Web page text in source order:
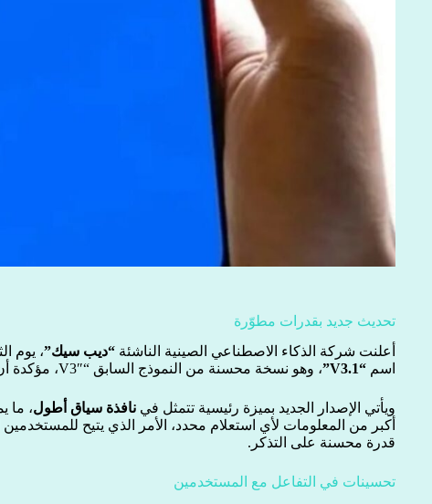
تحديث جديد بقدرات مطوّرة
أعلنت شركة الذكاء الاصطناعي الصينية الناشئة “ديب سيك”، يوم
اسم “V3.1” ، وهو نسخة محسنة من النموذج السابق “V3″، مؤكدة أن التحديث أصبح جاهزًا للاختبار.
ويأتي الإصدار الجديد بميزة رئيسية تتمثل في نافذة سياق أطول، ما
أكبر من المعلومات لأي استعلام محدد، الأمر الذي يتيح
قدرة محسنة على التذكر.
تحسينات في التفاعل مع المستخدمين